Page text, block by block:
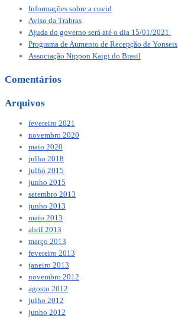
Informações sobre a covid
Aviso da Trabras
Ajuda do governo será até o dia 15/01/2021.
Programa de Aumento de Recepção de Yonseis
Associação Nippon Kaigi do Brasil
Comentários
Arquivos
fevereiro 2021
novembro 2020
maio 2020
julho 2018
julho 2015
junho 2015
setembro 2013
junho 2013
maio 2013
abril 2013
março 2013
fevereiro 2013
janeiro 2013
novembro 2012
agosto 2012
julho 2012
junho 2012